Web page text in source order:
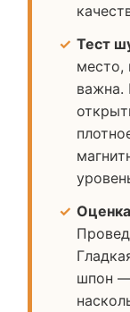
Тест
место,
важна.
шпон —